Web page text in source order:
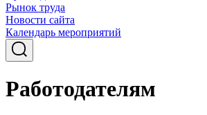
Рынок труда
Новости сайта
Календарь мероприятий
Работодателям